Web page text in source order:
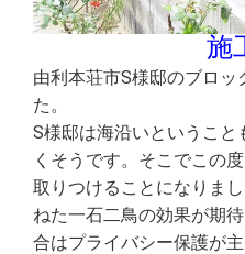
施
由利本荘市S様邸のブロッ
た。
S様邸は海沿いというこ
くそうです。そこでこの
取りつけることになりま
ねた一石二鳥の効果が期
合はプライバシー保護が